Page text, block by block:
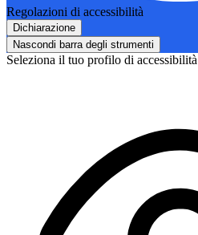
Regolazioni di accessibilità
Dichiarazione
Nascondi barra degli strumenti
Seleziona il tuo profilo di accessibilità